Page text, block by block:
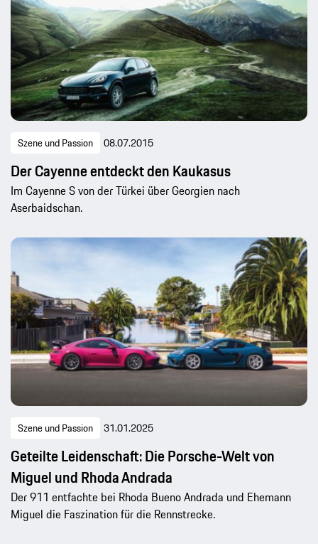
Szene und Passion 08.07.2015
Der Cayenne entdeckt den Kaukasus
Im Cayenne S von der Türkei über Georgien nach
Aserbaidschan.
Szene und Passion 31.01.2025
Geteilte Leidenschaft: Die Porsche-Welt von
Miguel und Rhoda Andrada
Der 911 entfachte bei Rhoda Bueno Andrada und Ehemann
Miguel die Faszination für die Rennstrecke.